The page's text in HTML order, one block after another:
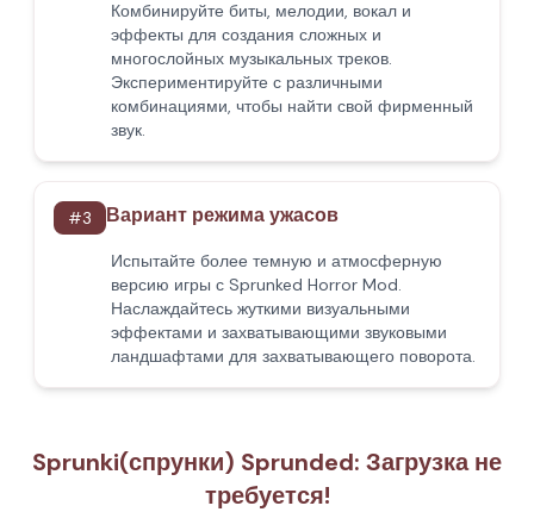
Комбинируйте биты, мелодии, вокал и
эффекты для создания сложных и
многослойных музыкальных треков.
Экспериментируйте с различными
комбинациями, чтобы найти свой фирменный
звук.
#3 Вариант режима ужасов
Испытайте более темную и атмосферную
версию игры с Sprunked Horror Mod.
Наслаждайтесь жуткими визуальными
эффектами и захватывающими звуковыми
ландшафтами для захватывающего поворота.
Sprunki(спрунки) Sprunded: Загрузка не
требуется!